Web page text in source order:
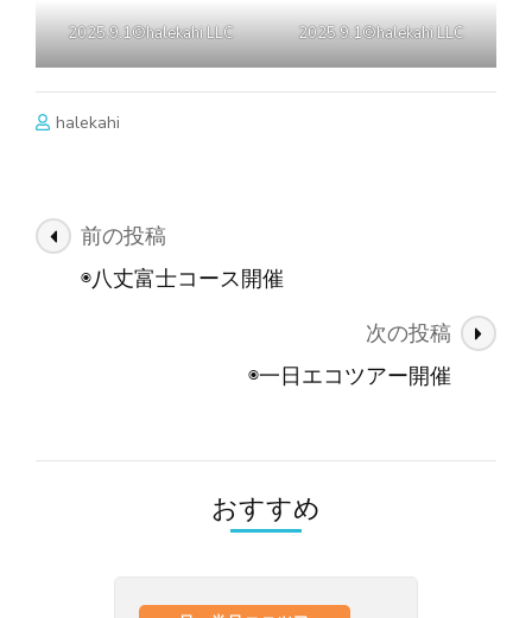
2025.9.1©halekahi LLC 2025.9.1©halekahi LLC
halekahi
投
シ
前の投稿
◉八丈富士コース開催
次の投稿
◉一日エコツアー開催
おすすめ